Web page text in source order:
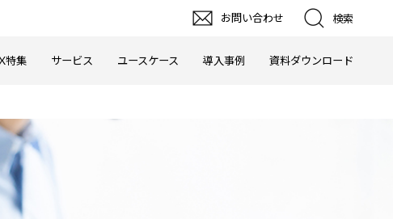
お問い合わせ 検索
特集 サービス ユースケース 導入事例 資料ダウンロード